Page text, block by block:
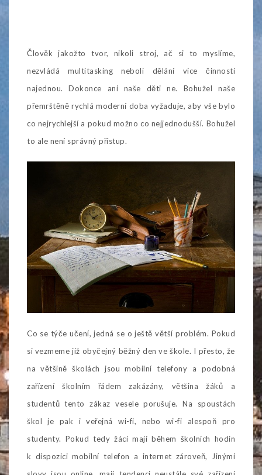
Člověk jakožto tvor, nikoli stroj, ač si to myslíme,
nezvládá multitasking neboli dělání více činností
najednou. Dokonce ani naše děti ne. Bohužel naše
přemrštěně rychlá moderní doba vyžaduje, aby vše bylo
co nejrychlejší a pokud možno co nejjednodušší. Bohužel
to ale není správný přístup.
Co se týče učení, jedná se o ještě větší problém. Pokud
si vezmeme již obyčejný běžný den ve škole. I přesto, že
na většině školách jsou mobilní telefony a podobná
zařízení školním řádem zakázány, většina žáků a
studentů tento zákaz vesele porušuje. Na spoustách
škol je pak i veřejná wi-fi, nebo wi-fi alespoň pro
studenty. Pokud tedy žáci mají během školních hodin
k dispozici mobilní telefon a internet zároveň, Jinými